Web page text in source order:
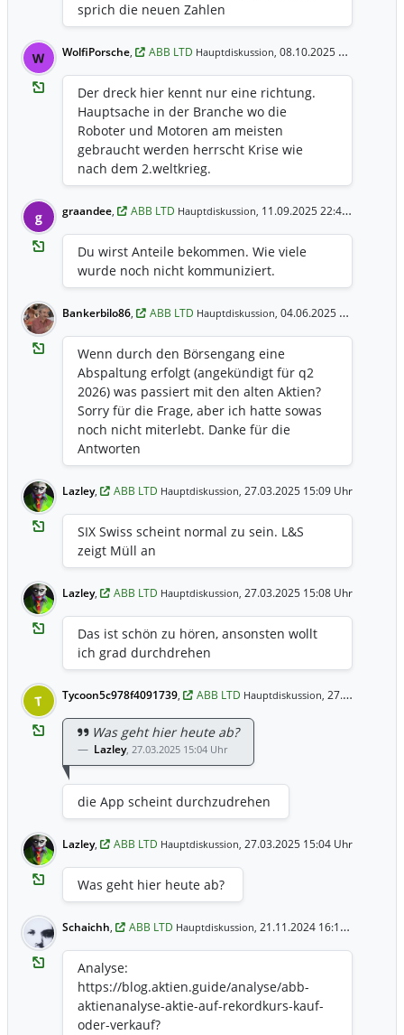
sprich die neuen Zahlen
W WolfiPorsche, ABB LTD Hauptdiskussion, 08.10.2025 7:40 Uhr
Der dreck hier kennt nur eine richtung.
Hauptsache in der Branche wo die
Roboter und Motoren am meisten
gebraucht werden herrscht Krise wie
nach dem 2.weltkrieg.
g graandee, ABB LTD Hauptdiskussion, 11.09.2025 22:48 Uhr
Du wirst Anteile bekommen. Wie viele
wurde noch nicht kommuniziert.
Bankerbilo86, ABB LTD Hauptdiskussion, 04.06.2025 15:16 Uhr
Wenn durch den Börsengang eine
Abspaltung erfolgt (angekündigt für q2
2026) was passiert mit den alten Aktien?
Sorry für die Frage, aber ich hatte sowas
noch nicht miterlebt. Danke für die
Antworten
Lazley, ABB LTD Hauptdiskussion, 27.03.2025 15:09 Uhr
SIX Swiss scheint normal zu sein. L&S
zeigt Müll an
Lazley, ABB LTD Hauptdiskussion, 27.03.2025 15:08 Uhr
Das ist schön zu hören, ansonsten wollt
ich grad durchdrehen
T Tycoon5c978f4091739, ABB LTD Hauptdiskussion, 27.03.2025 15:07 Uhr
Was geht hier heute ab?
Lazley, 27.03.2025 15:04 Uhr
die App scheint durchzudrehen
Lazley, ABB LTD Hauptdiskussion, 27.03.2025 15:04 Uhr
Was geht hier heute ab?
Schaichh, ABB LTD Hauptdiskussion, 21.11.2024 16:17 Uhr
Analyse:
https://blog.aktien.guide/analyse/abb-
aktienanalyse-aktie-auf-rekordkurs-kauf-
oder-verkauf?